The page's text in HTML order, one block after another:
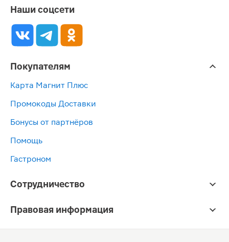
Наши соцсети
Покупателям
Карта Магнит Плюс
Промокоды Доставки
Бонусы от партнёров
Помощь
Гастроном
Сотрудничество
Правовая информация